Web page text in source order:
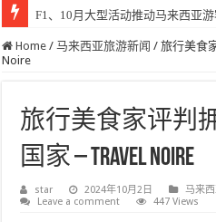
F1、10月大型活动推动马来西亚
Home / 马来西亚旅游新闻 / 旅行美食
Noire
旅行美食家评判
国家 – Travel Noire
star 2024年10月2日
马来
Leave a comment
447 Views